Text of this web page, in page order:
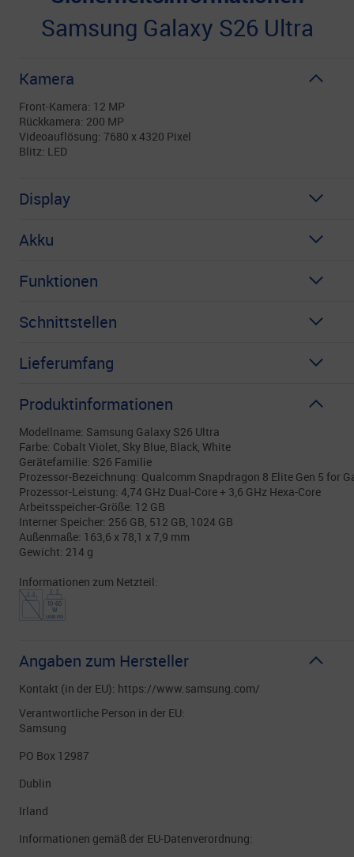
Samsung Galaxy S26 Ultra
Kamera
Front-Kamera: 12 MP
Rückkamera: 200 MP
Videoauflösung: 7680 x 4320 Pixel
Blitz: LED
Display
Akku
Funktionen
Schnittstellen
Lieferumfang
Produktinformationen
Modellname: Samsung Galaxy S26 Ultra
Farbe: Cobalt Violet, Sky Blue, Black, White
Gerätefamilie: S26 Familie
Prozessor-Bezeichnung: Qualcomm Snapdragon 8 Elite Gen 5 for
Prozessor-Leistung: 4,74 GHz Dual-Core + 3,6 GHz Hexa-Core
Arbeitsspeicher-Größe: 12 GB
Interner Speicher: 256 GB, 512 GB, 1024 GB
Außenmaße: 163,6 x 78,1 x 7,9 mm
Gewicht: 214 g
Informationen zum Netzteil:
Angaben zum Hersteller
Kontakt (in der EU): https://www.samsung.com/
Verantwortliche Person in der EU:
Samsung
PO Box 12987
Dublin
Irland
Informationen gemäß der EU-Datenverordnung: